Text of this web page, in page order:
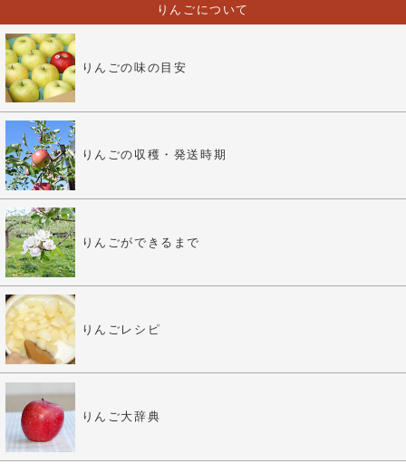
りんごについて
りんごの味の目安
りんごの収穫・発送時期
りんごができるまで
りんごレシピ
りんご大辞典